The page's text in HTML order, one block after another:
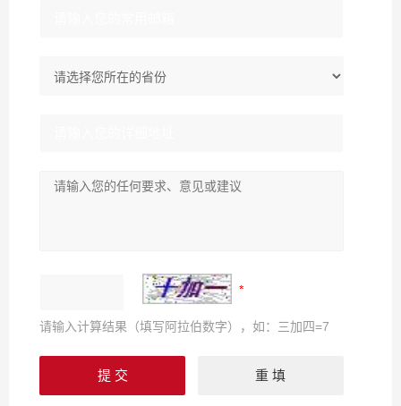
请输入计算结果（填写阿拉伯数字），如：三加四=7